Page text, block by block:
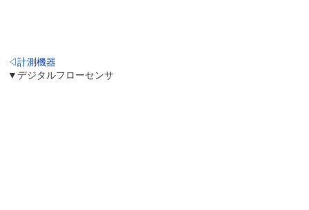
◁計測機器
▼デジタルフローセンサ